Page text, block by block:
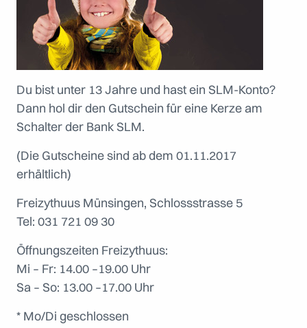
Du bist unter 13 Jahre und hast ein SLM-Konto?
Dann hol dir den Gutschein für eine Kerze am
Schalter der Bank SLM.
(Die Gutscheine sind ab dem 01.11.2017
erhältlich)
Freizythuus Münsingen, Schlossstrasse 5
Tel: 031 721 09 30
Öffnungszeiten Freizythuus:
Mi – Fr: 14.00 –19.00 Uhr
Sa – So: 13.00 –17.00 Uhr
* Mo/Di geschlossen